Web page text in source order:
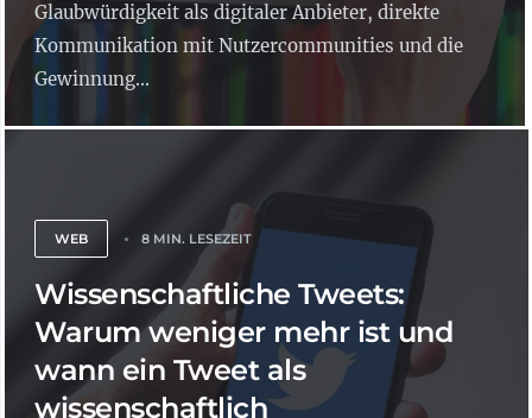
Glaubwürdigkeit als digitaler Anbieter, direkte
Kommunikation mit Nutzercommunities und die
Gewinnung...
WEB 8 MIN. LESEZEIT
Wissenschaftliche Tweets:
Warum weniger mehr ist und
wann ein Tweet als
wissenschaftlich